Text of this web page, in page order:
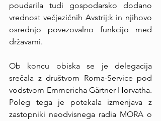
poudarila tudi gospodarsko dodano
vrednost večjezičnih Avstrij:k in njihovo
osrednjo povezovalno funkcijo med
državami.
Ob koncu obiska se je delegacija
srečala z društvom Roma-Service pod
vodstvom Emmericha Gärtner-Horvatha.
Poleg tega je potekala izmenjava z
zastopniki neodvisnega radia MORA o